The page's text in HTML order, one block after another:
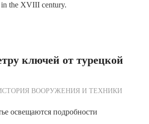
the XVIII century.
ключей от турецкой
по Редакции
ВООРУЖЕНИЯ И ТЕХНИКИ
освещаются подробности